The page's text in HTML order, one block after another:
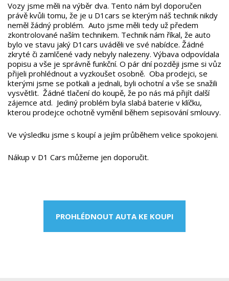
Vozy jsme měli na výběr dva. Tento nám byl doporučen
právě kvůli tomu, že je u D1cars se kterým náš technik nikdy
neměl žádný problém. Auto jsme měli tedy už předem
zkontrolované naším technikem. Technik nám říkal, že auto
bylo ve stavu jaký D1cars uváděli ve své nabídce. Žádné
zkryté či zamlčené vady nebyly nalezeny. Výbava odpovídala
popisu a vše je správně funkční. O pár dní později jsme si vůz
přijeli prohlédnout a vyzkoušet osobně. Oba prodejci, se
kterými jsme se potkali a jednali, byli ochotní a vše se snažili
vysvětlit. Žádné tlačení do koupě, že po nás má přijít další
zájemce atd. Jediný problém byla slabá baterie v klíčku,
kterou prodejce ochotně vyměnil během sepisování smlouvy.
Ve výsledku jsme s koupí a jejím průběhem velice spokojeni.
Nákup v D1 Cars můžeme jen doporučit.
PROHLÉDNOUT AUTA KE KOUPI